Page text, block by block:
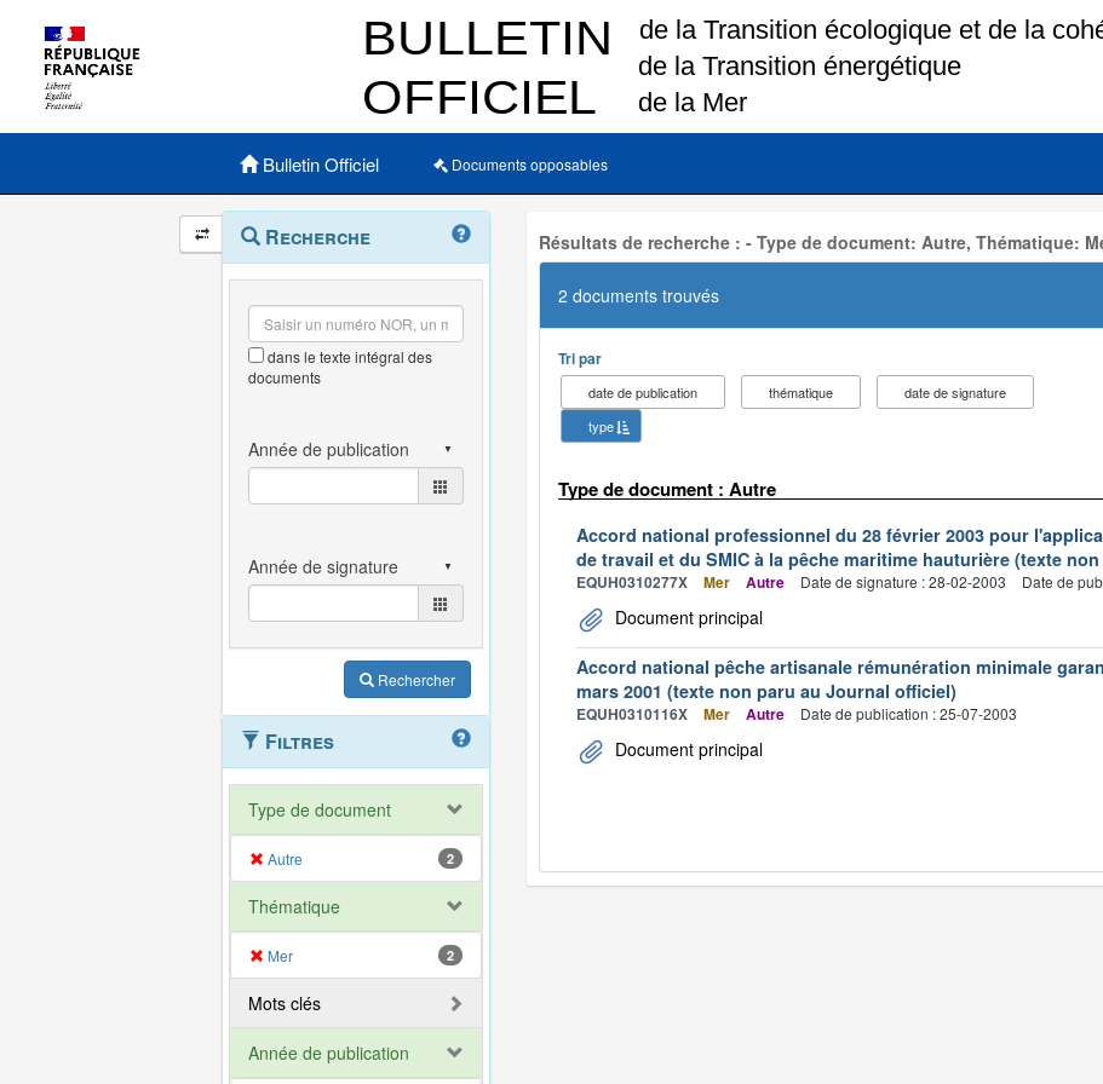
Menu principal
Bulletin Officiel Documents opposables
Navigation
et
outils
annexes
Menu
contextuel
Recherche
dans le texte intégral des
documents
Rechercher
Filtres
Type de document
Autre 2
Thématique
Mer 2
Mots clés
Année de publication
Résultats de recherche : - Type de document: Autre, Thématique:
2 documents trouvés
Tri par
date de publication thématique
date de signature
type
Type de document : Autre
Accord national professionnel du 28 février 2003 pour
de travail et du SMIC à la pêche maritime hauturière (texte
EQUH0310277X Mer Autre Date de signature : 28-02-2003 Date de
Document principal
Accord national pêche artisanale rémunération minimale
mars 2001 (texte non paru au Journal officiel)
EQUH0310116X Mer Autre Date de publication : 25-07-2003
Document principal